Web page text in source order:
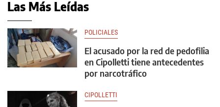
Las Más Leídas
POLICIALES
El acusado por la red de pedofilia
en Cipolletti tiene antecedentes
por narcotráfico
CIPOLLETTI